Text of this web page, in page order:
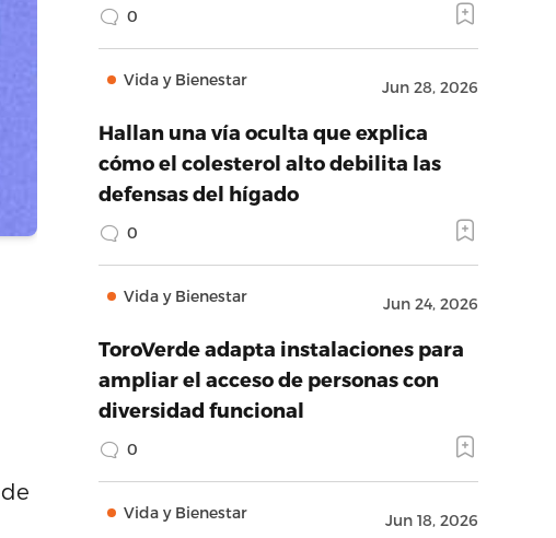
0
Vida y Bienestar Jun 28, 2026
Hallan una vía oculta que explica
cómo el colesterol alto debilita las
defensas del hígado
0
Vida y Bienestar Jun 24, 2026
ToroVerde adapta instalaciones para
ampliar el acceso de personas con
diversidad funcional
0
Vida y Bienestar Jun 18, 2026